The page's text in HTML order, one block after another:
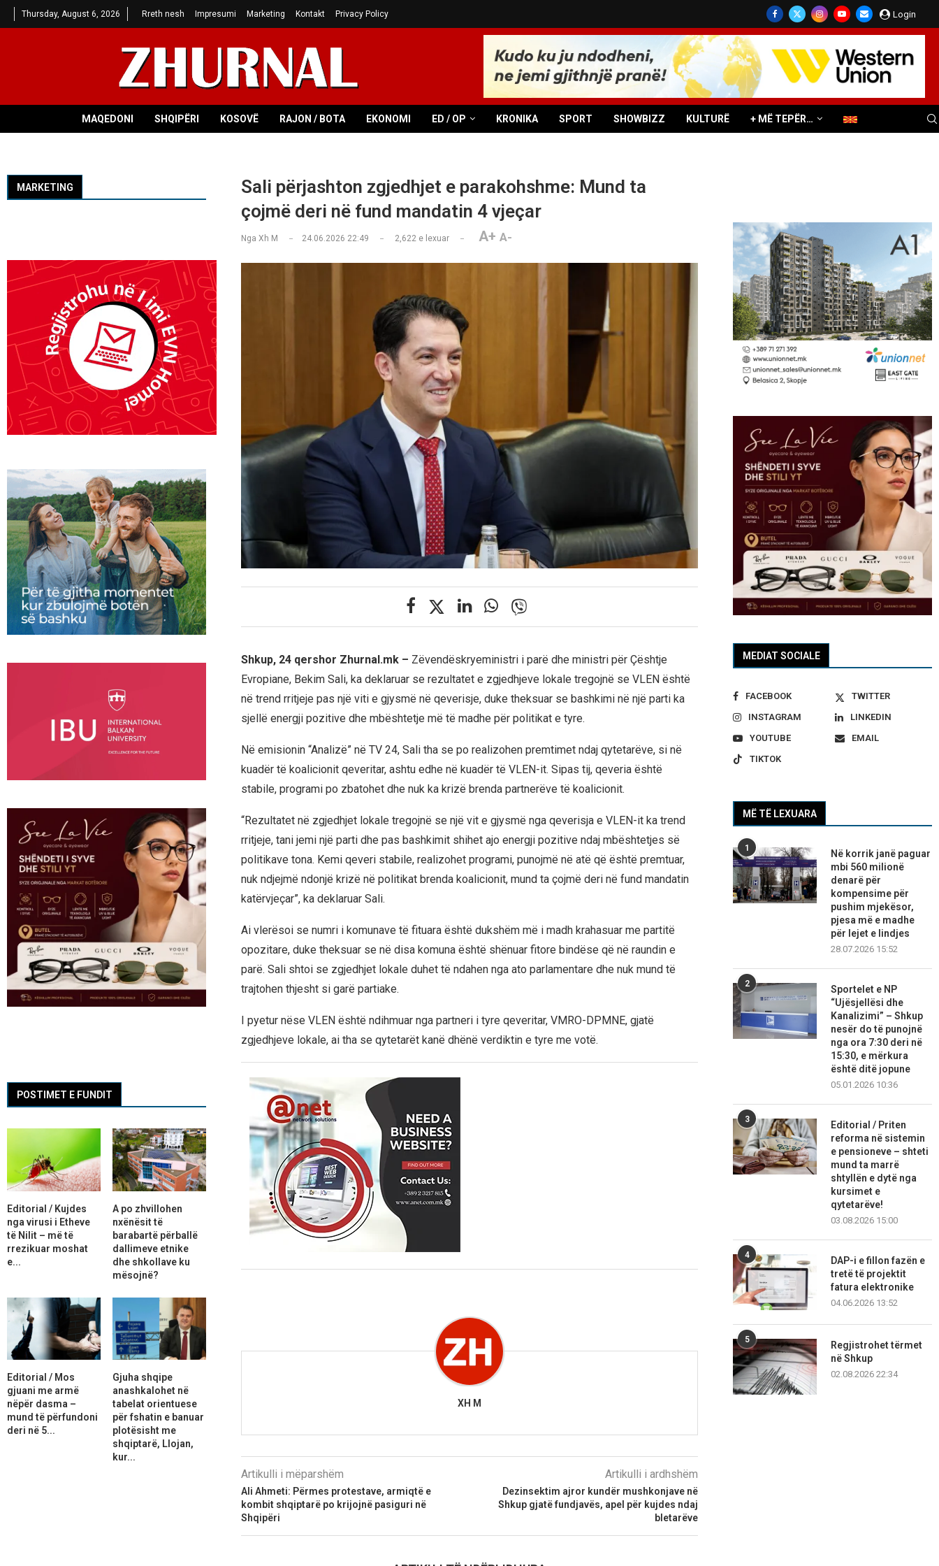
Thursday, August 6, 2026 Rreth nesh Impresumi Marketing Kontakt Privacy Policy Login
MAQEDONI SHQIPËRI KOSOVË RAJON / BOTA EKONOMI ED / OP KRONIKA SPORT SHOWBIZZ KULTURË + MË TEPËR…
Sali përjashton zgjedhjet e parakohshme: Mund ta
çojmë deri në fund mandatin 4 vjeçar
Nga Xh M 24.06.2026 22:49 2,622e lexuar A+ A-
Shkup, 24 qershor Zhurnal.mk – Zëvendëskryeministri i parë dhe ministri për Çështje
Evropiane, Bekim Sali, ka deklaruar se rezultatet e zgjedhjeve lokale tregojnë se VLEN është
në trend rritjeje pas një viti e gjysmë në qeverisje, duke theksuar se bashkimi në një parti ka
sjellë energji pozitive dhe mbështetje më të madhe për politikat e tyre.
Në emisionin “Analizë” në TV 24, Sali tha se po realizohen premtimet ndaj qytetarëve, si në
kuadër të koalicionit qeveritar, ashtu edhe në kuadër të VLEN-it. Sipas tij, qeveria është
stabile, programi po zbatohet dhe nuk ka krizë brenda partnerëve të koalicionit.
“Rezultatet në zgjedhjet lokale tregojnë se një vit e gjysmë nga qeverisja e VLEN-it ka trend
rritjeje, tani jemi një parti dhe pas bashkimit shihet ajo energji pozitive ndaj mbështetjes së
politikave tona. Kemi qeveri stabile, realizohet programi, punojmë në atë që është premtuar,
nuk ndjejmë ndonjë krizë në politikat brenda koalicionit, mund ta çojmë deri në fund mandatin
katërvjeçar”, ka deklaruar Sali.
Ai vlerësoi se numri i komunave të fituara është dukshëm më i madh krahasuar me partitë
opozitare, duke theksuar se në disa komuna është shënuar fitore bindëse që në raundin e
parë. Sali shtoi se zgjedhjet lokale duhet të ndahen nga ato parlamentare dhe nuk mund të
trajtohen thjesht si garë partiake.
I pyetur nëse VLEN është ndihmuar nga partneri i tyre qeveritar, VMRO-DPMNE, gjatë
zgjedhjeve lokale, ai tha se qytetarët kanë dhënë verdiktin e tyre me votë.
XH M
Artikulli i mëparshëm
Ali Ahmeti: Përmes protestave, armiqtë e
kombit shqiptarë po krijojnë pasiguri në
Shqipëri
Artikulli i ardhshëm
Dezinsektim ajror kundër mushkonjave në
Shkup gjatë fundjavës, apel për kujdes ndaj
bletarëve
MEDIAT SOCIALE
FACEBOOK
TWITTER
INSTAGRAM
LINKEDIN
YOUTUBE
EMAIL
TIKTOK
MË TË LEXUARA
1
Në korrik janë paguar
mbi 560 milionë
denarë për
kompensime për
pushim mjekësor,
pjesa më e madhe
për lejet e lindjes
28.07.2026 15:52
2
Sportelet e NP
“Ujësjellësi dhe
Kanalizimi” – Shkup
nesër do të punojnë
nga ora 7:30 deri në
15:30, e mërkura
është ditë jopune
05.01.2026 10:36
3
Editorial / Priten
reforma në sistemin
e pensioneve – shteti
mund ta marrë
shtyllën e dytë nga
kursimet e
qytetarëve!
03.08.2026 15:00
4
DAP-i e fillon fazën e
tretë të projektit
fatura elektronike
04.06.2026 13:52
5
Regjistrohet tërmet
në Shkup
02.08.2026 22:34
MARKETING
POSTIMET E FUNDIT
Editorial / Kujdes
nga virusi i Etheve
të Nilit – më të
rrezikuar moshat
e...
A po zhvillohen
nxënësit të
barabartë përballë
dallimeve etnike
dhe shkollave ku
mësojnë?
Editorial / Mos
gjuani me armë
nëpër dasma –
mund të përfundoni
deri në 5...
Gjuha shqipe
anashkalohet në
tabelat orientuese
për fshatin e banuar
plotësisht me
shqiptarë, Llojan,
kur...